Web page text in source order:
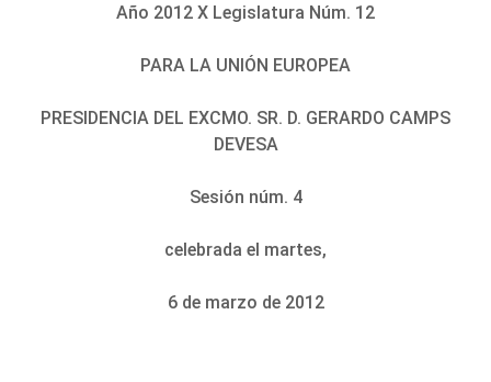
Año 2012 X Legislatura Núm. 12
PARA LA UNIÓN EUROPEA
PRESIDENCIA DEL EXCMO. SR. D. GERARDO CAMPS
DEVESA
Sesión núm. 4
celebrada el martes,
6 de marzo de 2012